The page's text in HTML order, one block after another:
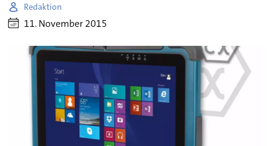
Redaktion
11. November 2015